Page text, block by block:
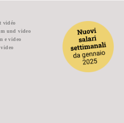
vidéo
und video
e video